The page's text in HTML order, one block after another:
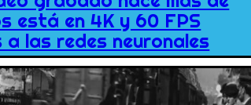
está en 4K y 60 FPS
las redes neuronales